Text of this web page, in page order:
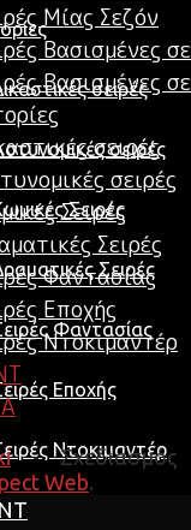
σειρές
σειρές
Σειρές
Σειρές
Φαντασίας
Εποχής
Ντοκιμαντέρ
Μίας Σεζόν
Βασισμένες
Βασισμένες
σειρές
σειρές
Σειρές
Σειρές
Φαντασίας
Εποχής
Ντοκιμαντέρ
- Σχεδιασμός
Web.